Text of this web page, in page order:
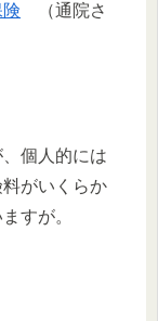
（通院さ
個人的には
がいくらか
すが。